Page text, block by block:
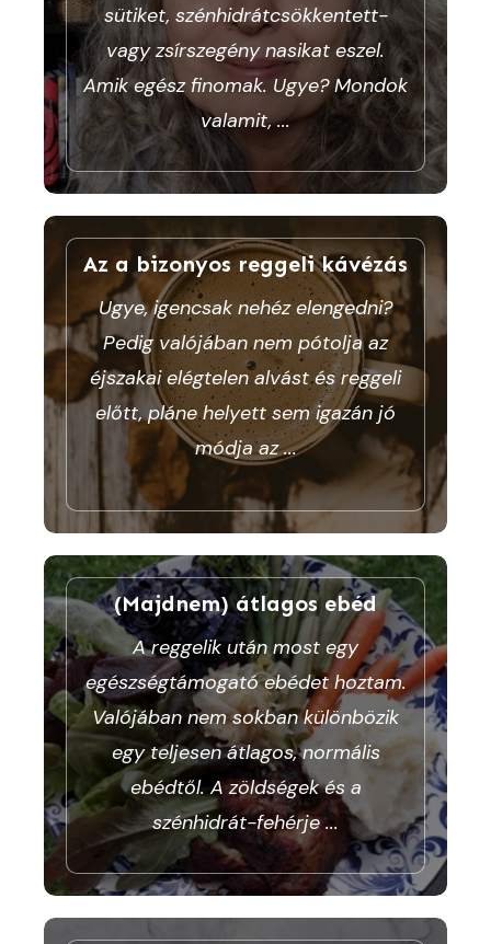
sütiket, szénhidrátcsökkentett-
vagy zsírszegény nasikat eszel.
Amik egész finomak. Ugye? Mondok
valamit,...
Az a bizonyos reggeli kávézás
Ugye, igencsak nehéz elengedni?
Pedig valójában nem pótolja az
éjszakai elégtelen alvást és reggeli
előtt, pláne helyett sem igazán jó
módja az...
(Majdnem) átlagos ebéd
A reggelik után most egy
egészségtámogató ebédet hoztam.
Valójában nem sokban különbözik
egy teljesen átlagos, normális
ebédtől. A zöldségek és a
szénhidrát-fehérje...